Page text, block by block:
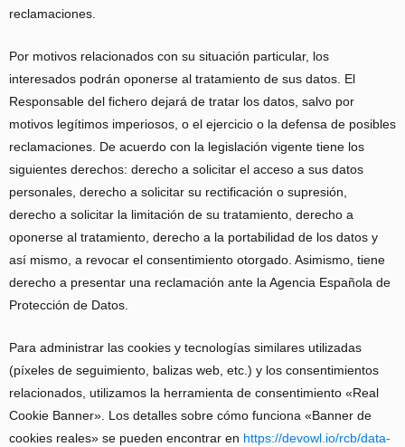
reclamaciones.
Por motivos relacionados con su situación particular, los
interesados podrán oponerse al tratamiento de sus datos. El
Responsable del fichero dejará de tratar los datos, salvo por
motivos legítimos imperiosos, o el ejercicio o la defensa de posibles
reclamaciones. De acuerdo con la legislación vigente tiene los
siguientes derechos: derecho a solicitar el acceso a sus datos
personales, derecho a solicitar su rectificación o supresión,
derecho a solicitar la limitación de su tratamiento, derecho a
oponerse al tratamiento, derecho a la portabilidad de los datos y
así mismo, a revocar el consentimiento otorgado. Asimismo, tiene
derecho a presentar una reclamación ante la Agencia Española de
Protección de Datos.
Para administrar las cookies y tecnologías similares utilizadas
(píxeles de seguimiento, balizas web, etc.) y los consentimientos
relacionados, utilizamos la herramienta de consentimiento «Real
Cookie Banner». Los detalles sobre cómo funciona «Banner de
cookies reales» se pueden encontrar en https://devowl.io/rcb/data-